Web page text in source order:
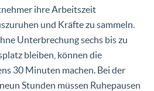
ihre Arbeitszeit
und Kräfte zu sammeln.
Unterbrechung sechs bis zu
bleiben, können die
30 Minuten machen. Bei der
Stunden müssen Ruhepausen